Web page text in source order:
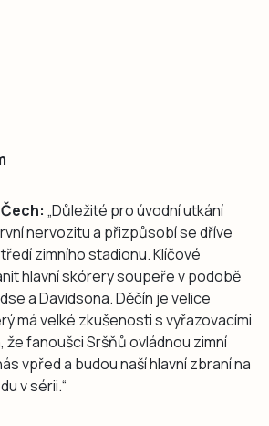
„Důležité pro úvodní utkání
nervozitu a přizpůsobí se dříve
zimního stadionu. Klíčové
hlavní skórery soupeře v podobě
a Davidsona. Děčín je velice
má velké zkušenosti s vyřazovacími
že fanoušci Sršňů ovládnou zimní
vpřed a budou naší hlavní zbraní na
v sérii.“